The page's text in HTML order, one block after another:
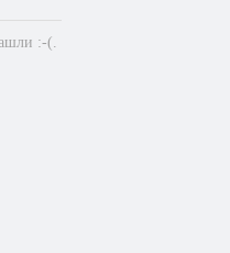
:-(.